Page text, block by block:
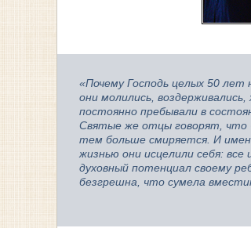
«Почему Господь целых 50
они молились,
постоянно пребывали в
Святые же отцы говорят, что
тем больше смиряется. И
жизнью они исцелили себя:
духовный потенциал своему
безгрешна, что сумела